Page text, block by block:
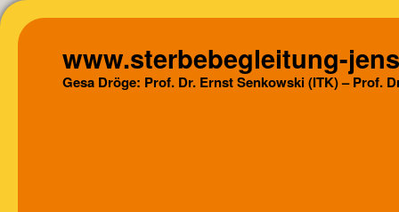
www.sterbebegleitung-
Gesa Dröge: Prof. Dr. Ernst Senkowski (ITK) – Prof.